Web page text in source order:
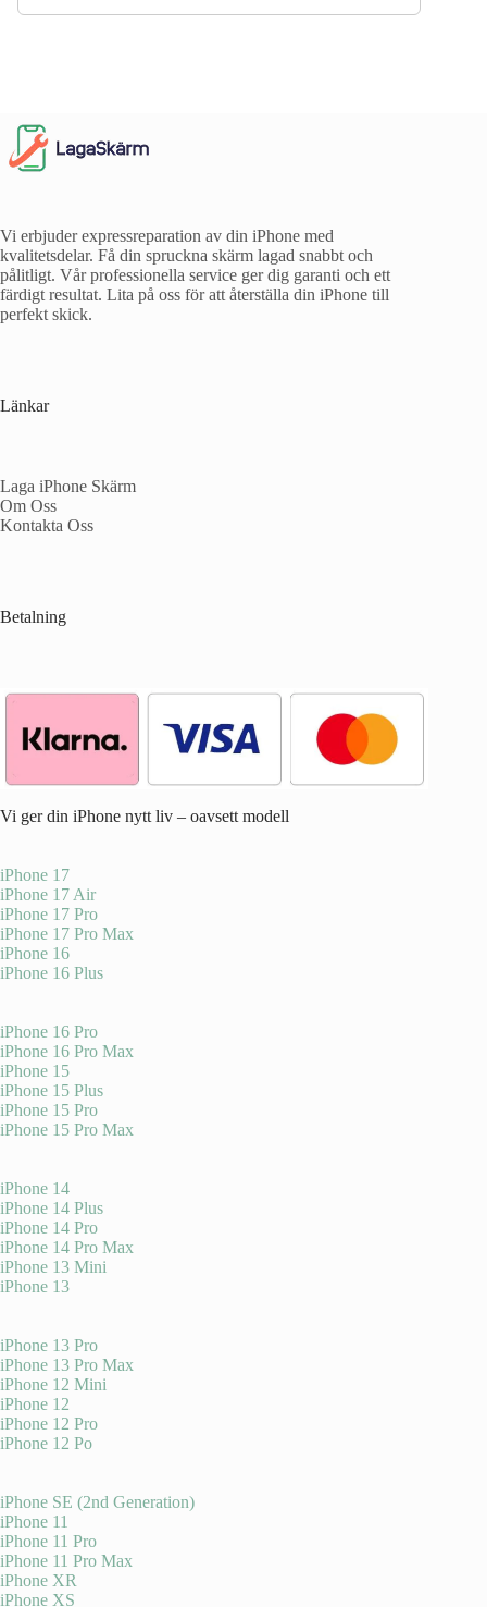
Vi erbjuder expressreparation av din iPhone med
kvalitetsdelar. Få din spruckna skärm lagad snabbt och
pålitligt. Vår professionella service ger dig garanti och ett
färdigt resultat. Lita på oss för att återställa din iPhone till
perfekt skick.
Länkar
Laga iPhone Skärm
Om Oss
Kontakta Oss
Betalning
Vi ger din iPhone nytt liv – oavsett modell
iPhone 17
iPhone 17 Air
iPhone 17 Pro
iPhone 17 Pro Max
iPhone 16
iPhone 16 Plus
iPhone 16 Pro
iPhone 16 Pro Max
iPhone 15
iPhone 15 Plus
iPhone 15 Pro
iPhone 15 Pro Max
iPhone 14
iPhone 14 Plus
iPhone 14 Pro
iPhone 14 Pro Max
iPhone 13 Mini
iPhone 13
iPhone 13 Pro
iPhone 13 Pro Max
iPhone 12 Mini
iPhone 12
iPhone 12 Pro
iPhone 12 Po
iPhone SE (2nd Generation)
iPhone 11
iPhone 11 Pro
iPhone 11 Pro Max
iPhone XR
iPhone XS